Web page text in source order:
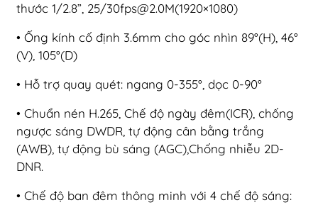
thước 1/2.8”, 25/30fps@2.0M(1920×1080)
• Ống kính cố định 3.6mm cho góc nhìn 89°(H), 46°
(V), 105°(D)
• Hỗ trợ quay quét: ngang 0-355°, dọc 0-90°
• Chuẩn nén H.265, Chế độ ngày đêm(ICR), chống
ngược sáng DWDR, tự động cân bằng trắng
(AWB), tự động bù sáng (AGC),Chống nhiễu 2D-
DNR.
• Chế độ ban đêm thông minh với 4 chế độ sáng: